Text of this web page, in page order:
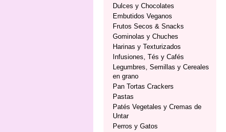
Dulces y Chocolates
Embutidos Veganos
Frutos Secos & Snacks
Gominolas y Chuches
Harinas y Texturizados
Infusiones, Tés y Cafés
Legumbres, Semillas y Cereales
en grano
Pan Tortas Crackers
Pastas
Patés Vegetales y Cremas de
Untar
Perros y Gatos